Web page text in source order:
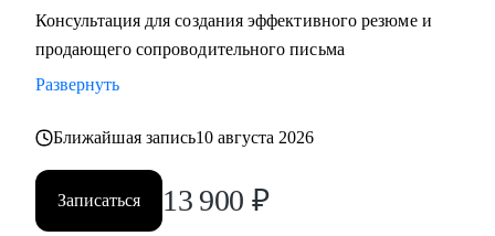
• Два высших образования - Менеджмент и Стратегическое
управление персоналом. Дополнительное образование в
сфере коучинга и карьерного консультирования.
С чем помогу:
• Нет приглашений на интервью - разберем, почему рынок
не видит вашу ценность, и исправим.
• Не знаете, как выгодно представить опыт - соберем
Консультация для создания эффективного резюме и
продающего сопроводительного письма
Развернуть
Ближайшая запись10 августа 2026
Записаться 13 900 ₽